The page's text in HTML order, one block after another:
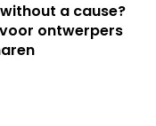
a cause?
ontwerpers